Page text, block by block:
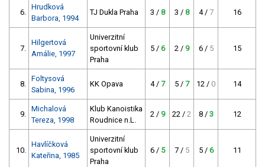
6.
Hrudková
Barbora, 1994
TJ Dukla Praha 3 / 8 3 / 8 4 / 7 16
7.
Hilgertová
Amálie, 1997
Univerzitní
sportovní klub
Praha
5 / 6 2 / 9 6 / 5 15
8.
Foltysová
Sabina, 1996
KK Opava 4 / 7 5 / 7 12 / 0 14
9.
Michalová
Tereza, 1998
Klub Kanoistika
Roudnice n.L.
2 / 9 22 / 2 8 / 3 12
10.
Havlíčková
Kateřina, 1985
Univerzitní
sportovní klub
Praha
6 / 5 7 / 5 5 / 6 11